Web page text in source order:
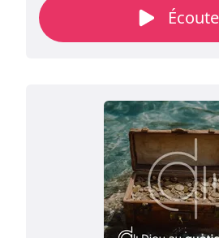
aux croyants d’Éphèse de ne
partenaires de ceux qui